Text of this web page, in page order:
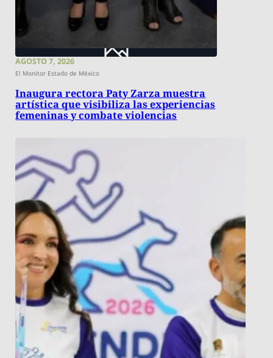
AGOSTO 7, 2026
El Monitor Estado de México
Inaugura rectora Paty Zarza muestra
artística que visibiliza las experiencias
femeninas y combate violencias